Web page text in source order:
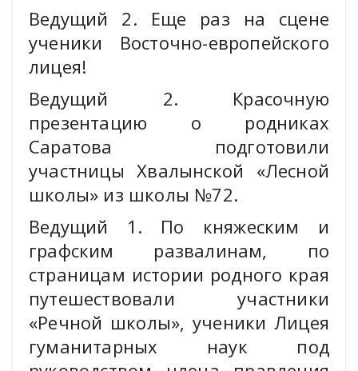
Ведущий 2. Еще раз на сцене
ученики Восточно-европейского
лицея!
Ведущий 2. Красочную
презентацию о родниках
Саратова подготовили
участницы Хвалынской «Лесной
школы» из школы №72.
Ведущий 1. По княжеским и
графским развалинам, по
страницам истории родного края
путешествовали участники
«Речной школы», ученики Лицея
гуманитарных наук под